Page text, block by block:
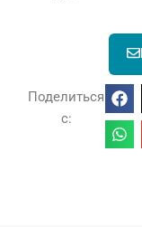
Поделиться
с: